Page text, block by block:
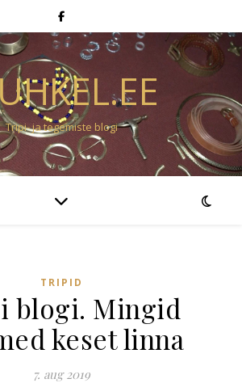
Tripi- ja tegemiste blogi
TRIPID
blogi. Mingid
keset linna
7. aug 2019